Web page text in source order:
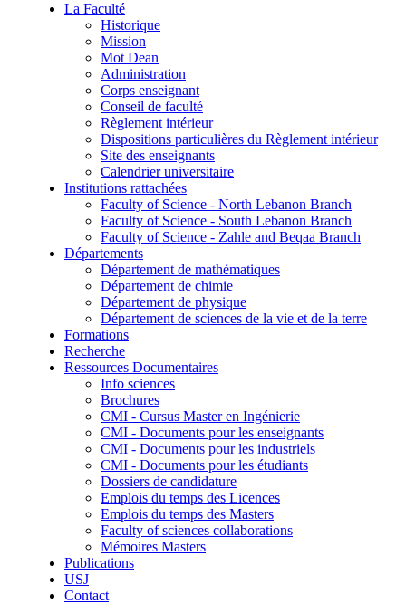
La Faculté
Historique
Mission
Mot Dean
Administration
Corps enseignant
Conseil de faculté
Règlement intérieur
Dispositions particulières du Règlement intérieur
Site des enseignants
Calendrier universitaire
Institutions rattachées
Faculty of Science - North Lebanon Branch
Faculty of Science - South Lebanon Branch
Faculty of Science - Zahle and Beqaa Branch
Départements
Département de mathématiques
Département de chimie
Département de physique
Département de sciences de la vie et de la terre
Formations
Recherche
Ressources Documentaires
Info sciences
Brochures
CMI - Cursus Master en Ingénierie
CMI - Documents pour les enseignants
CMI - Documents pour les industriels
CMI - Documents pour les étudiants
Dossiers de candidature
Emplois du temps des Licences
Emplois du temps des Masters
Faculty of sciences collaborations
Mémoires Masters
Publications
USJ
Contact